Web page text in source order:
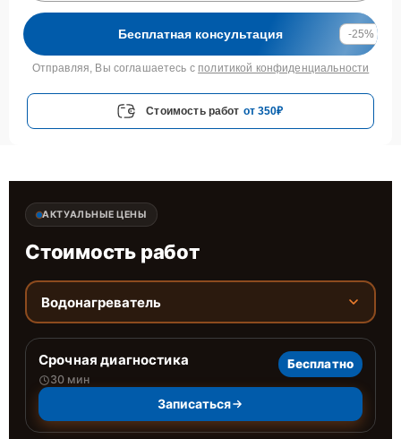
Бесплатная консультация -25%
Отправляя, Вы соглашаетесь с политикой конфиденциальности
Стоимость работ от 350₽
АКТУАЛЬНЫЕ ЦЕНЫ
Стоимость работ
Водонагреватель
Срочная диагностика
30 мин
Бесплатно
Записаться